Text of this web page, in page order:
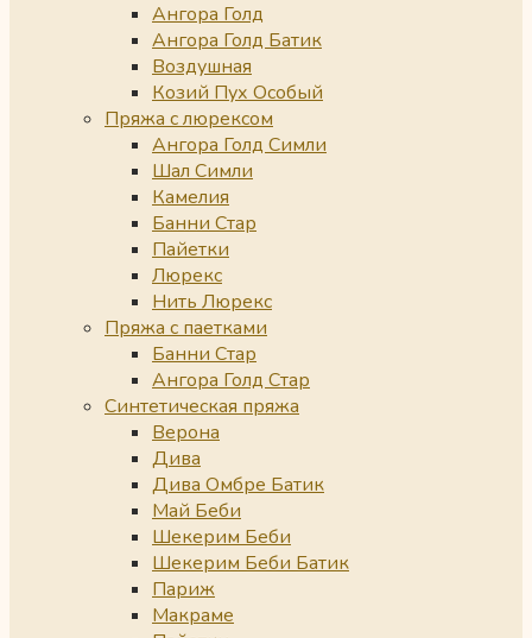
Ангора Голд
Ангора Голд Батик
Воздушная
Козий Пух Особый
Пряжа с люрексом
Ангора Голд Симли
Шал Симли
Камелия
Банни Стар
Пайетки
Люрекс
Нить Люрекс
Пряжа с паетками
Банни Стар
Ангора Голд Стар
Синтетическая пряжа
Верона
Дива
Дива Омбре Батик
Май Беби
Шекерим Беби
Шекерим Беби Батик
Париж
Макраме